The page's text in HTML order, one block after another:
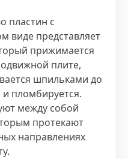
пластин с
виде представляет
прижимается
плите,
шпильками до
пломбируется.
между собой
протекают
направлениях